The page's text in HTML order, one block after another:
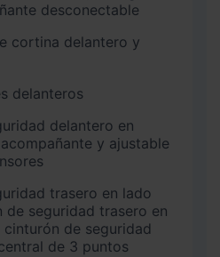
desconectable
delanteros
y ajustable
seguridad trasero en
de seguridad
de 3 puntos